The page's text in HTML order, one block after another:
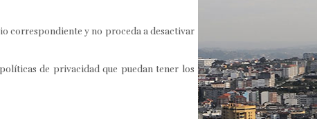
correspondiente y no proceda a desactivar
de privacidad que puedan tener los